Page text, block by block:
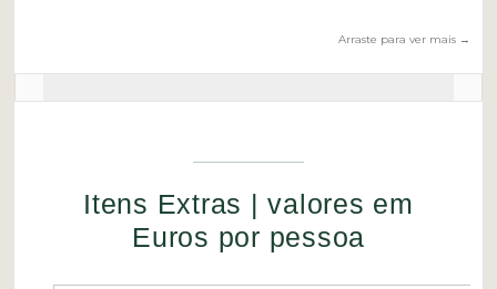
Itens Extras | valores em
Euros por pessoa